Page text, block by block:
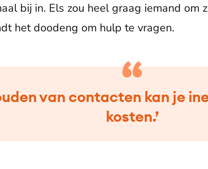
bij in. Els zou heel graag iemand om
het doodeng om hulp te vragen.
van contacten kan je
kosten.’